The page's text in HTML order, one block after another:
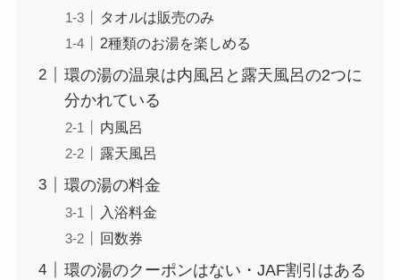
タオルは販売のみ
2種類のお湯を楽しめる
環の湯の温泉は内風呂と露天風呂の2つに
分かれている
内風呂
露天風呂
環の湯の料金
入浴料金
回数券
環の湯のクーポンはない・JAF割引はある